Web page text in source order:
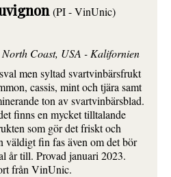
(PI - VinUnic)
Coast, USA - Kalifornien
men syltad svartvinbärsfrukt
cassis, mint och tjära samt
ton av svartvinbärsblad.
finns en mycket tilltalande
som gör det friskt och
väldigt fin fas även om det bör
år till. Provad januari 2023.
från VinUnic.